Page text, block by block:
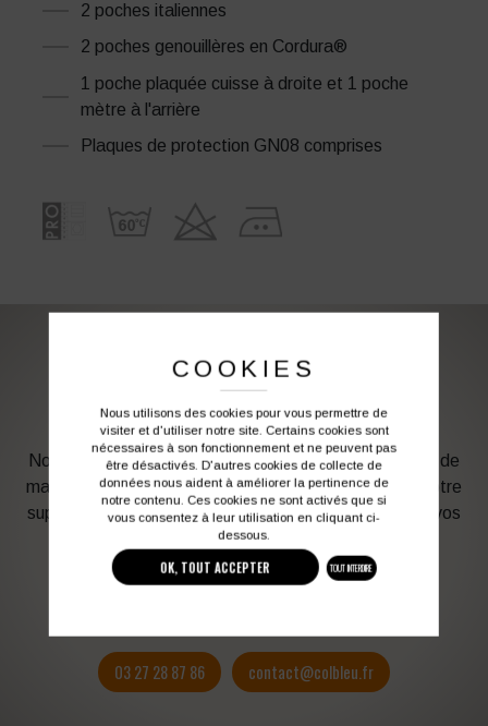
2 poches italiennes
2 poches genouillères en Cordura®
1 poche plaquée cuisse à droite et 1 poche
mètre à l'arrière
Plaques de protection GN08 comprises
PERSONNALISATION DE VOS VÊTEMENTS DE
TRAVAIL
Notre graphiste connait les produits et les techniques de
marquage. Elle sera à votre service afin d’optimiser votre
support en fonction des contraintes techniques et de vos
besoins d’image. Profitez de son expérience !
03 27 28 87 86 contact@colbleu.fr
COOKIES
Nous utilisons des cookies pour vous permettre de
visiter et d'utiliser notre site. Certains cookies sont
nécessaires à son fonctionnement et ne peuvent pas
être désactivés. D'autres cookies de collecte de
données nous aident à améliorer la pertinence de
notre contenu. Ces cookies ne sont activés que si
vous consentez à leur utilisation en cliquant ci-
dessous.
OK, TOUT ACCEPTER TOUT INTERDIRE